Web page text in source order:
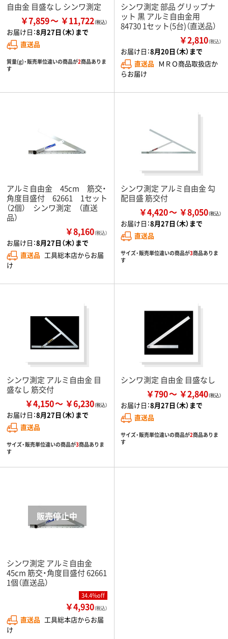
自由金 目盛なし シンワ測定
￥7,859 ￥11,722
お届け日：8月27日（木）まで
直送品
質量(g)・販売単位違いの商品が2商品ありま
す
シンワ測定 部品 グリップナ
ット 黒 アルミ自由金用
84730 1セット(5台)（直送品）
￥2,810（税込）
お届け日：8月20日（木）まで
直送品 ＭＲＯ商品取扱店か
らお届け
アルミ自由金 45cm 筋交・
角度目盛付 62661 1セット
（2個） シンワ測定 （直送
品）
￥8,160（税込）
お届け日：8月27日（木）まで
直送品 工具総本店からお届
け
シンワ測定 アルミ自由金 勾
配目盛 筋交付
￥4,420 ￥8,050
お届け日：8月27日（木）まで
直送品
サイズ・販売単位違いの商品が3商品ありま
す
シンワ測定 アルミ自由金 目
盛なし 筋交付
￥4,150 ￥6,230
お届け日：8月27日（木）まで
直送品
サイズ・販売単位違いの商品が3商品ありま
す
シンワ測定 自由金 目盛なし
￥790 ￥2,840
お届け日：8月27日（木）まで
直送品
サイズ・販売単位違いの商品が2商品ありま
す
シンワ測定 アルミ自由金
45cm 筋交・角度目盛付 62661
1個（直送品）
34.4%off
￥4,930（税込）
直送品 工具総本店からお届
け